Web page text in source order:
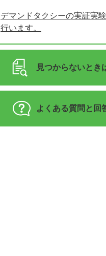
デマンドタクシーの実証実
行います。
見つからないとき
よくある質問と回